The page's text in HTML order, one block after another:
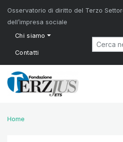
Osservatorio di diritto del Terzo
dell’impresa sociale
Chi siamo
Contatti
Home